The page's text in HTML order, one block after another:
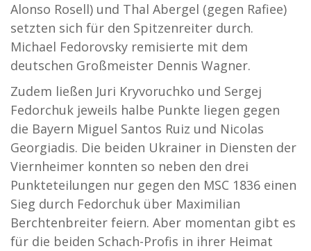
Alonso Rosell) und Thal Abergel (gegen Rafiee)
setzten sich für den Spitzenreiter durch.
Michael Fedorovsky remisierte mit dem
deutschen Großmeister Dennis Wagner.
Zudem ließen Juri Kryvoruchko und Sergej
Fedorchuk jeweils halbe Punkte liegen gegen
die Bayern Miguel Santos Ruiz und Nicolas
Georgiadis. Die beiden Ukrainer in Diensten der
Viernheimer konnten so neben den drei
Punkteteilungen nur gegen den MSC 1836 einen
Sieg durch Fedorchuk über Maximilian
Berchtenbreiter feiern. Aber momentan gibt es
für die beiden Schach-Profis in ihrer Heimat